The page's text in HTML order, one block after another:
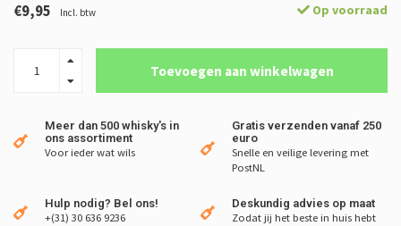
€9,95 Incl. btw Op voorraad
Toevoegen aan winkelwagen
Meer dan 500 whisky's in
ons assortiment
Voor ieder wat wils
Gratis verzenden vanaf 250
euro
Snelle en veilige levering met
PostNL
Hulp nodig? Bel ons!
+(31) 30 636 9236
Deskundig advies op maat
Zodat jij het beste in huis hebt